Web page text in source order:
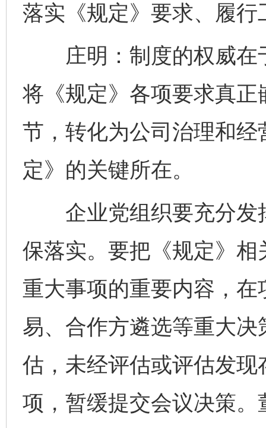
落实《规定》要求、履
庄明：制度的权威在
将《规定》各项要求真
节，转化为公司治理和
定》的关键所在。
企业党组织要充分发
保落实。要把《规定》
重大事项的重要内容，
易、合作方遴选等重大
估，未经评估或评估发
项，暂缓提交会议决策